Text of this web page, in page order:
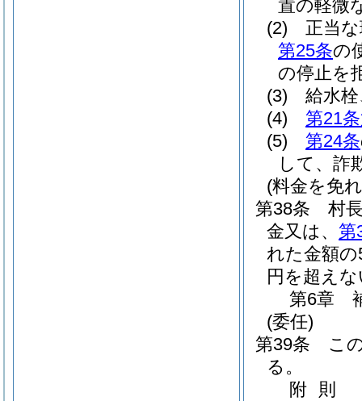
置の軽微
(2)
正当
第25条の
の停止を
(3)
給水
(4)
第21
(5)
第24条
して、詐
(料金を免
第38条
村
金又は、 第
れた金額
円を超え
第6章
(委任)
第39条
こ
る。
附 則